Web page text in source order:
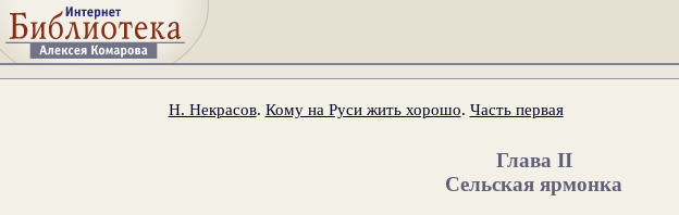
Н. Некрасов. Кому на Руси жить хорошо. Часть первая
Глава II
Сельская ярмонка